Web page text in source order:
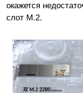
окажется
слот M.2.